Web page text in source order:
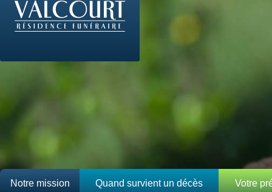
Notre mission Quand survient un décès Votre